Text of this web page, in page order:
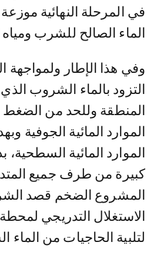
في المرحلة النهائية
الماء الصالح للشرب
وفي هذا الإطار
التزود بالماء الشروب
المنطقة وللحد من الضغط
الموارد المائية الجوفية
الموارد المائية
كبيرة من طرف جميع
المشروع الضخم قصد
الاستغلال التدريجي لمحطة
لتلبية الحاجيات من الماء